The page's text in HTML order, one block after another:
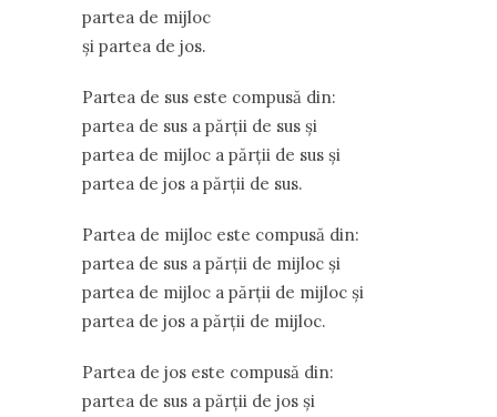
partea de mijloc
și partea de jos.
Partea de sus este compusă din:
partea de sus a părții de sus și
partea de mijloc a părții de sus și
partea de jos a părții de sus.
Partea de mijloc este compusă din:
partea de sus a părții de mijloc și
partea de mijloc a părții de mijloc și
partea de jos a părții de mijloc.
Partea de jos este compusă din:
partea de sus a părții de jos și